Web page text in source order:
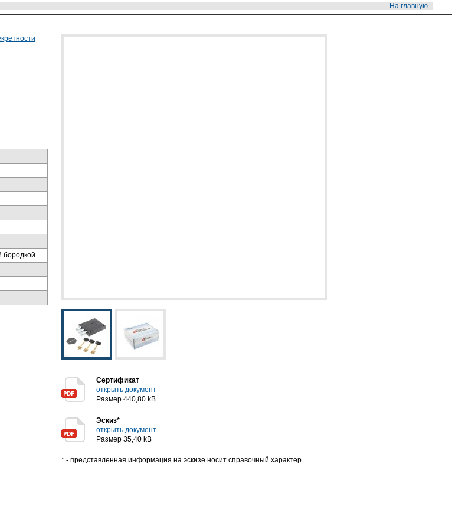
На главную
бородкой
Сертификат
открыть документ
Размер 440,80 kB
Эскиз*
открыть документ
Размер 35,40 kB
* - представленная информация на эскизе носит справочный характер